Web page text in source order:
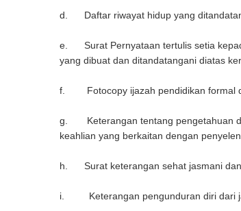
d. Daftar riwayat hidup yang
e. Surat Pernyataan tertulis setia
yang dibuat dan ditandatangani diatas
f. Fotocopy ijazah pendidikan formal
g. Keterangan tentang pengetahuan
keahlian yang berkaitan dengan
h. Surat keterangan sehat jasmani dan
i. Keterangan pengunduran diri dari